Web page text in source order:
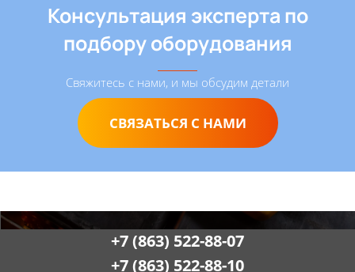
Консультация эксперта по
подбору оборудования
Свяжитесь с нами, и мы обсудим детали
СВЯЗАТЬСЯ С НАМИ
+7 (863) 522-88-07
+7 (863) 522-88-10